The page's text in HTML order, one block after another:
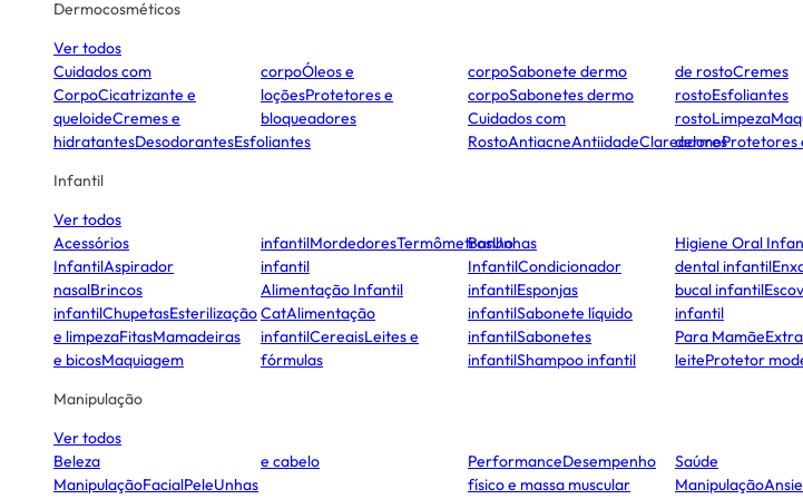
Dermocosméticos
Ver todos
Cuidados com
CorpoCicatrizante e
queloideCremes e
hidratantesDesodorantesEsfoliantes
corpoÓleos e
loçõesProtetores e
bloqueadores
corpoSabonete dermo
corpoSabonetes dermo
Cuidados com
RostoAntiacneAntiidadeClareadores
de rostoCremes
rostoEsfoliantes
rostoLimpeza
dermoProtetores
Infantil
Ver todos
Acessórios
InfantilAspirador
nasalBrincos
infantilChupetasEsterilização
e limpezaFitasMamadeiras
e bicosMaquiagem
infantilMordedoresTermômetrosUnhas
infantil
Alimentação Infantil
CatAlimentação
infantilCereaisLeites e
fórmulas
Banho
InfantilCondicionador
infantilEsponjas
infantilSabonete líquido
infantilSabonetes
infantilShampoo infantil
Higiene Oral
dental infantil
bucal infantil
infantil
Para Mamãe
leiteProtetor
Manipulação
Ver todos
Beleza
ManipulaçãoFacialPeleUnhas
e cabelo PerformanceDesempenho
físico e massa muscular
Saúde
Manipulação